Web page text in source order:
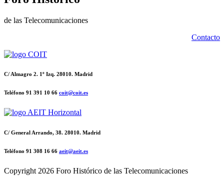
de las Telecomunicaciones
Contacto
C/ Almagro 2. 1º Izq. 28010. Madrid
Teléfono 91 391 10 66 coit@coit.es
C/ General Arrando, 38. 28010. Madrid
Teléfono 91 308 16 66 aeit@aeit.es
Copyright 2026 Foro Histórico de las Telecomunicaciones